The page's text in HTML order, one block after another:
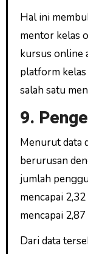
Hal ini
mentor kelas
kursus online
platform
salah satu
9.
Menurut data
berurusan
jumlah
mencapai
mencapai
Dari data